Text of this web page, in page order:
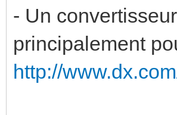
- Un
principalement
http://